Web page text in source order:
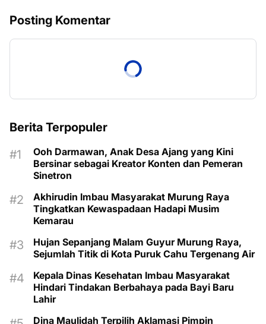
Posting Komentar
Berita Terpopuler
Ooh Darmawan, Anak Desa Ajang yang Kini
Bersinar sebagai Kreator Konten dan Pemeran
Sinetron
Akhirudin Imbau Masyarakat Murung Raya
Tingkatkan Kewaspadaan Hadapi Musim
Kemarau
Hujan Sepanjang Malam Guyur Murung Raya,
Sejumlah Titik di Kota Puruk Cahu Tergenang Air
Kepala Dinas Kesehatan Imbau Masyarakat
Hindari Tindakan Berbahaya pada Bayi Baru
Lahir
Dina Maulidah Terpilih Aklamasi Pimpin